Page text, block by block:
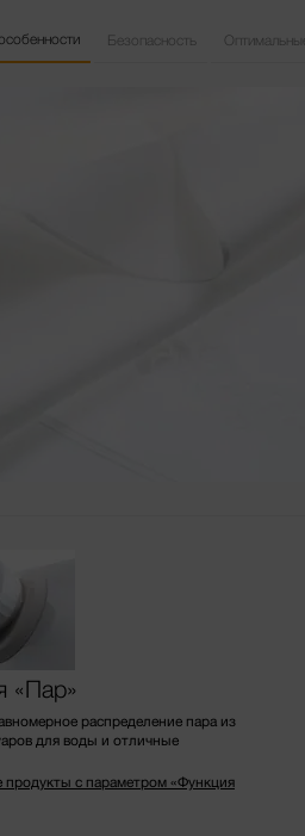
Безопасность
«Пар»
распределение пара из
для воды и отличные
продукты с параметром «Функция